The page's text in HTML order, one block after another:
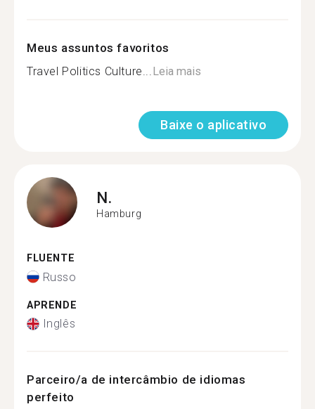
Meus assuntos favoritos
Travel Politics Culture...Leia mais
Baixe o aplicativo
N.
Hamburg
FLUENTE
Russo
APRENDE
Inglês
Parceiro/a de intercâmbio de idiomas
perfeito